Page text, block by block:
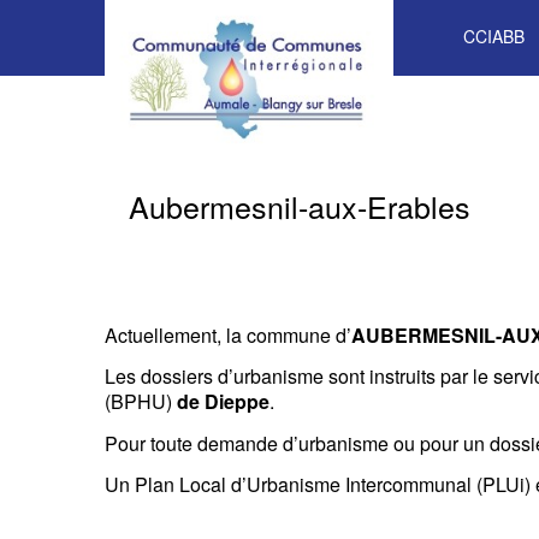
CCIABB
Aubermesnil-aux-Erables
Actuellement, la commune d’AUBERMESNIL-
Les dossiers d’urbanisme sont instruits par le
(BPHU) de Dieppe.
Pour toute demande d’urbanisme ou pour un
Un Plan Local d’Urbanisme Intercommunal